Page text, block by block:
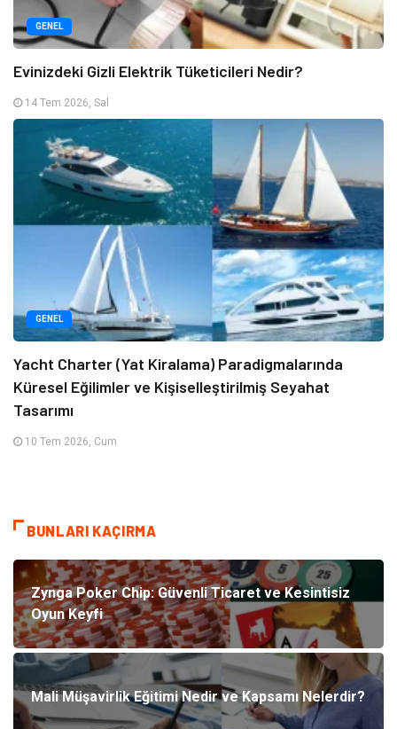
GENEL
Evinizdeki Gizli Elektrik Tüketicileri Nedir?
14 Tem 2026, Sal
GENEL
Yacht Charter (Yat Kiralama) Paradigmalarında
Küresel Eğilimler ve Kişiselleştirilmiş Seyahat
Tasarımı
10 Tem 2026, Cum
BUNLARI KAÇIRMA
Zynga Poker Chip: Güvenli Ticaret ve Kesintisiz
Oyun Keyfi
Mali Müşavirlik Eğitimi Nedir ve Kapsamı Nelerdir?